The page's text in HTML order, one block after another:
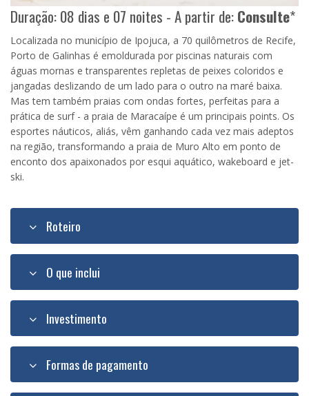
Duração: 08 dias e 07 noites - A partir de:Consulte*
Localizada no município de Ipojuca, a 70 quilômetros de Recife,
Porto de Galinhas é emoldurada por piscinas naturais com
águas mornas e transparentes repletas de peixes coloridos e
jangadas deslizando de um lado para o outro na maré baixa.
Mas tem também praias com ondas fortes, perfeitas para a
prática de surf - a praia de Maracaípe é um principais points. Os
esportes náuticos, aliás, vêm ganhando cada vez mais adeptos
na região, transformando a praia de Muro Alto em ponto de
enconto dos apaixonados por esqui aquático, wakeboard e jet-
ski.
Roteiro
O que inclui
Investimento
Formas de pagamento